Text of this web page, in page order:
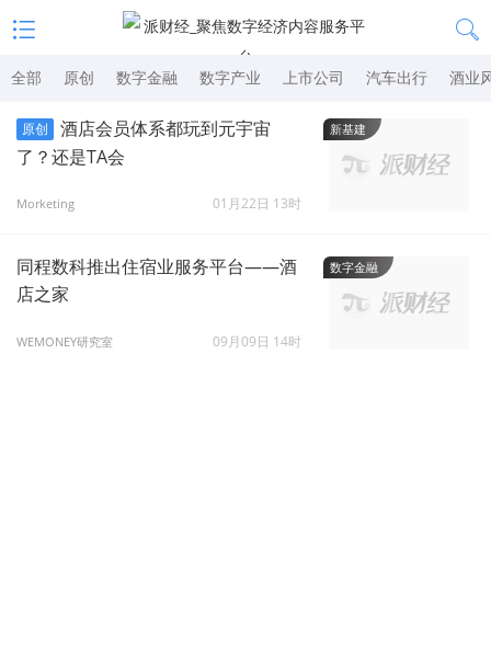
全部 原创 数字金融 数字产业 上市公司 汽车出行 酒业
新基建
原创
酒店会员体系都玩到元宇宙
了？还是TA会
Morketing 01月22日 13时
数字金融
同程数科推出住宿业服务平台——酒
店之家
WEMONEY研究室 09月09日 14时